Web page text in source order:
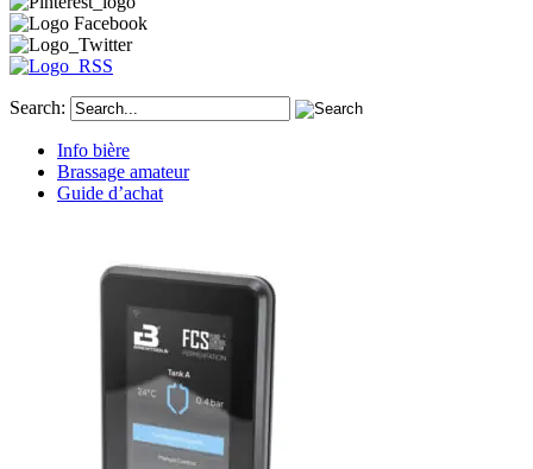
Search:
Info bière
Brassage amateur
Guide d’achat